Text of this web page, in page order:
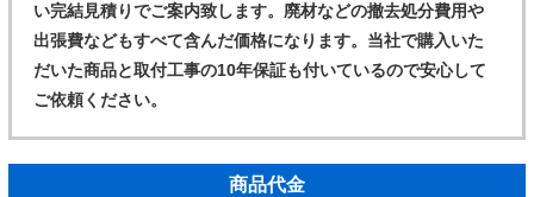
い完結見積りでご案内致します。廃材などの撤去処分費用や
出張費などもすべて含んだ価格になります。当社で購入いた
だいた商品と取付工事の10年保証も付いているので安心して
ご依頼ください。
商品代金